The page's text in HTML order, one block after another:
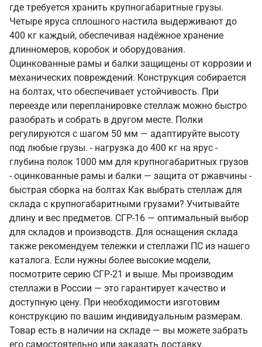
где требуется хранить крупногабаритные грузы.
Четыре яруса сплошного настила выдерживают до
400 кг каждый, обеспечивая надёжное хранение
длинномеров, коробок и оборудования.
Оцинкованные рамы и балки защищены от коррозии и
механических повреждений. Конструкция собирается
на болтах, что обеспечивает устойчивость. При
переезде или перепланировке стеллаж можно быстро
разобрать и собрать в другом месте. Полки
регулируются с шагом 50 мм — адаптируйте высоту
под любые грузы. - нагрузка до 400 кг на ярус -
глубина полок 1000 мм для крупногабаритных грузов
- оцинкованные рамы и балки — защита от ржавчины -
быстрая сборка на болтах Как выбрать стеллаж для
склада с крупногабаритными грузами? Учитывайте
длину и вес предметов. СГР-16 — оптимальный выбор
для складов и производств. Для оснащения склада
также рекомендуем тележки и стеллажи ПС из нашего
каталога. Если нужны более высокие модели,
посмотрите серию СГР-21 и выше. Мы производим
стеллажи в России — это гарантирует качество и
доступную цену. При необходимости изготовим
конструкцию по вашим индивидуальным размерам.
Товар есть в наличии на складе — вы можете забрать
его самостоятельно или заказать доставку.